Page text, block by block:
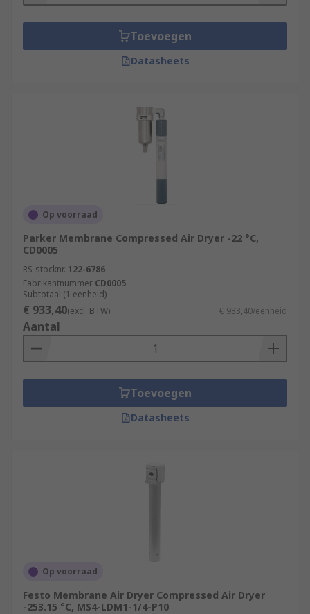
Toevoegen
Datasheets
Op voorraad
Parker Membrane Compressed Air Dryer -22 °C,
CD0005
RS-stocknr. 122-6786
Fabrikantnummer CD0005
Subtotaal (1 eenheid)
€ 933,40(excl. BTW) € 933,40/eenheid
Aantal
Toevoegen
Datasheets
Op voorraad
Festo Membrane Air Dryer Compressed Air Dryer
-253.15 °C, MS4-LDM1-1/4-P10